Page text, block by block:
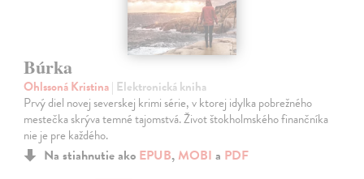
Búrka
Ohlssoná Kristina| Elektronická kniha
Prvý diel novej severskej krimi série, v ktorej idylka pobrežného
mestečka skrýva temné tajomstvá. Život štokholmského finančníka
nie je pre každého.
Na stiahnutie ako EPUB, MOBI a PDF